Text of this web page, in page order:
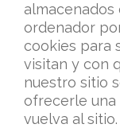
almacenados
ordenador
cookies para
visitan y con
nuestro sitio
ofrecerle una
vuelva al